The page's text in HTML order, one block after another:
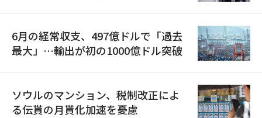
6月の経常収支、497億ドルで「過去
最大」…輸出が初の1000億ドル突破
ソウルのマンション、税制改正によ
る伝貰の月貰化加速を憂慮